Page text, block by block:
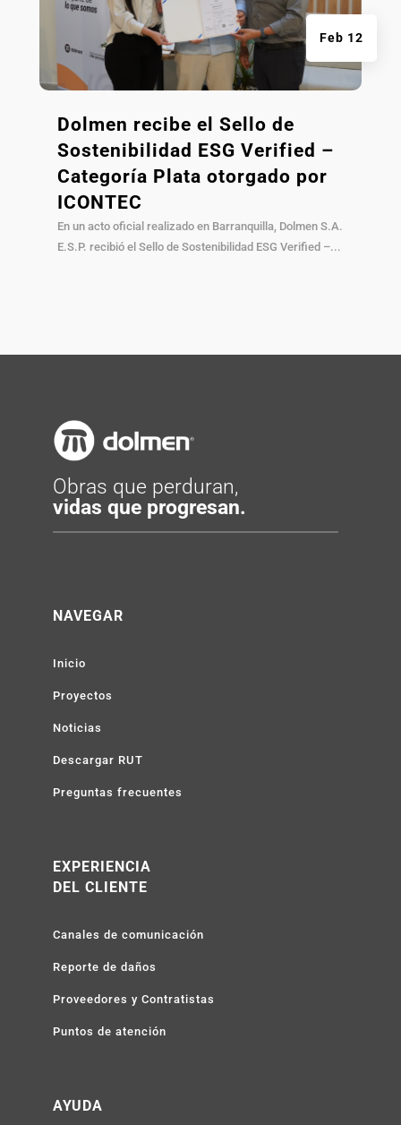
Dolmen recibe el Sello de
Sostenibilidad ESG Verified –
Categoría Plata otorgado por
ICONTEC
Feb 12
En un acto oficial realizado en Barranquilla, Dolmen S.A.
E.S.P. recibió el Sello de Sostenibilidad ESG Verified –...
Obras que perduran,
vidas que progresan.
NAVEGAR
Inicio
Proyectos
Noticias
Descargar RUT
Preguntas frecuentes
EXPERIENCIA
DEL CLIENTE
Canales de comunicación
Reporte de daños
Proveedores y Contratistas
Puntos de atención
AYUDA